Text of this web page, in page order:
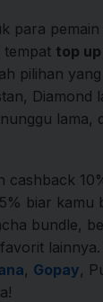
para
tempat top up
pilihan
Diamond
lama,
cashback
biar kamu
bundle,
, Gopay,